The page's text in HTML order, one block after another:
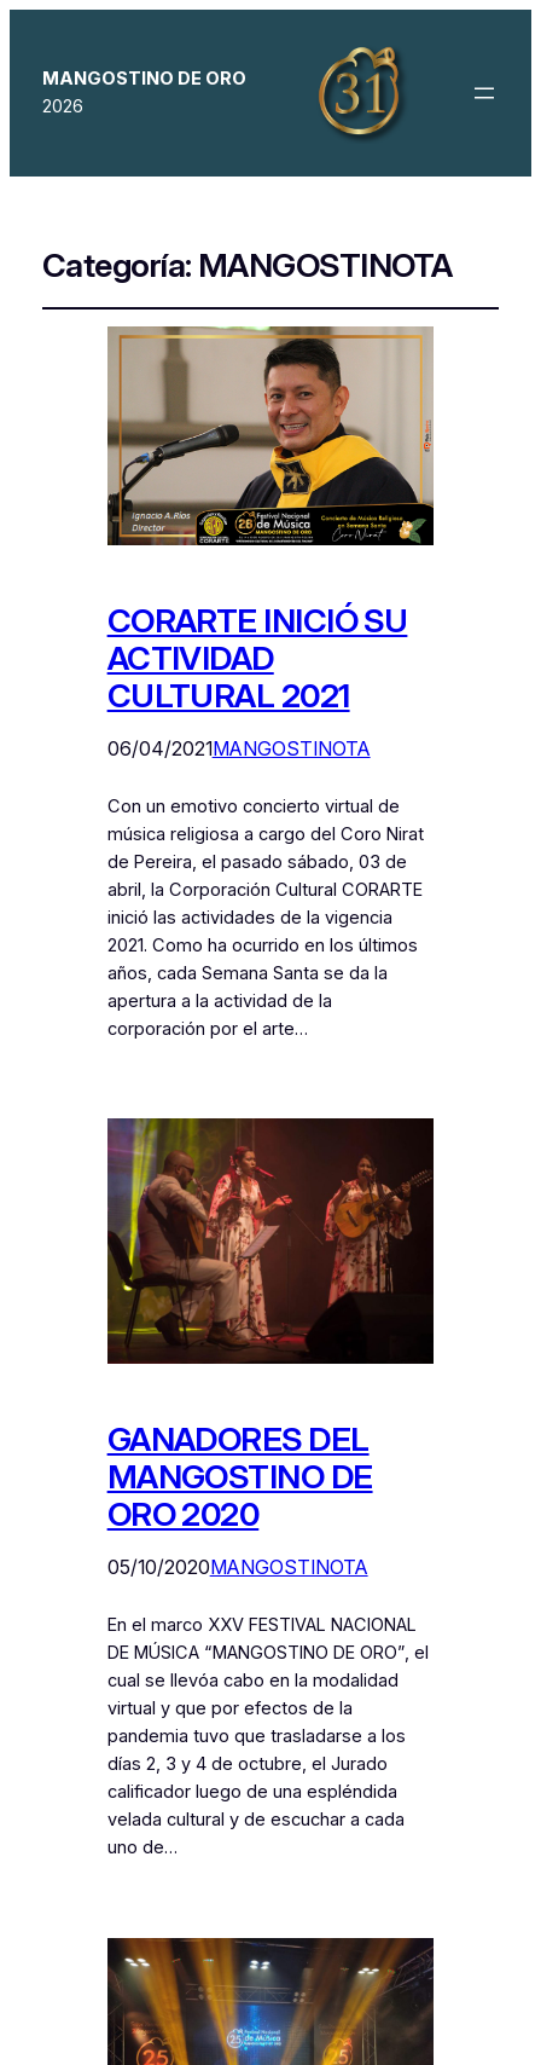
MANGOSTINO DE ORO
2026
Categoría: MANGOSTINOTA
CORARTE INICIÓ SU
ACTIVIDAD
CULTURAL 2021
06/04/2021MANGOSTINOTA
Con un emotivo concierto virtual de
música religiosa a cargo del Coro Nirat
de Pereira, el pasado sábado, 03 de
abril, la Corporación Cultural CORARTE
inició las actividades de la vigencia
2021. Como ha ocurrido en los últimos
años, cada Semana Santa se da la
apertura a la actividad de la
corporación por el arte…
GANADORES DEL
MANGOSTINO DE
ORO 2020
05/10/2020MANGOSTINOTA
En el marco XXV FESTIVAL NACIONAL
DE MÚSICA “MANGOSTINO DE ORO”, el
cual se llevóa cabo en la modalidad
virtual y que por efectos de la
pandemia tuvo que trasladarse a los
días 2, 3 y 4 de octubre, el Jurado
calificador luego de una espléndida
velada cultural y de escuchar a cada
uno de…